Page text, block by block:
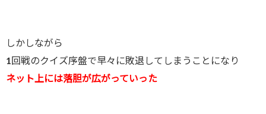
しかしながら
1回戦のクイズ序盤で早々に敗退してしまうことになり
ネット上には落胆が広がっていった